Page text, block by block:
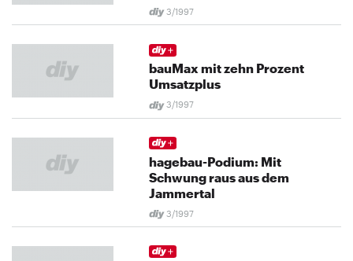
3/1997
bauMax mit zehn Prozent
Umsatzplus
3/1997
hagebau-Podium: Mit
Schwung raus aus dem
Jammertal
3/1997